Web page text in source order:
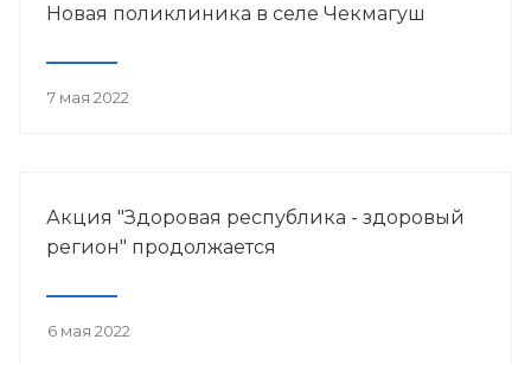
Новая поликлиника в селе Чекмагуш
7 мая 2022
Акция "Здоровая республика - здоровый
регион" продолжается
6 мая 2022